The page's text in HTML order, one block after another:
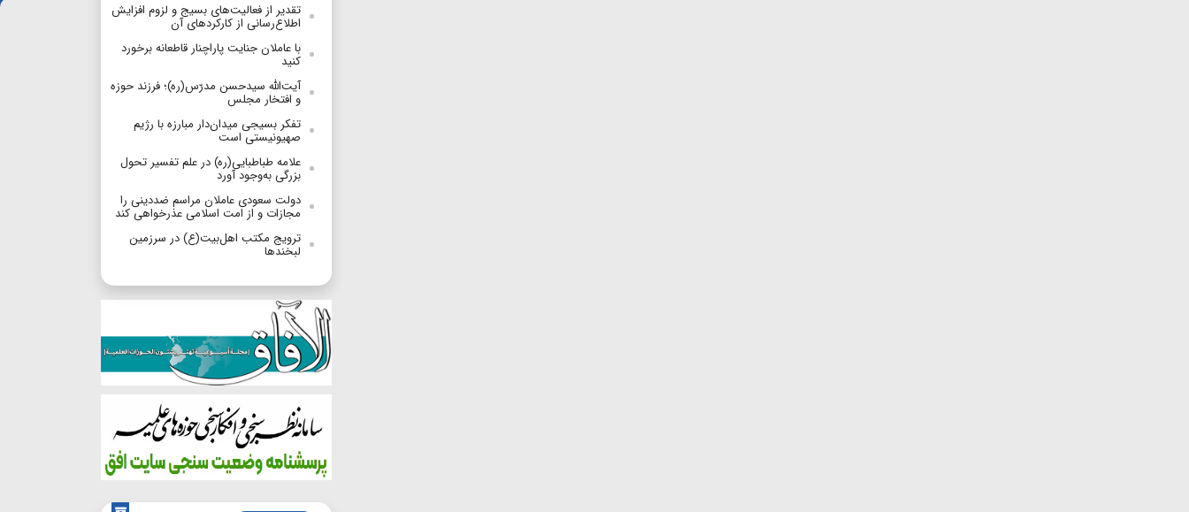
تقدیر از فعالیت‌های بسیج و لزوم افزایش
اطلاع‌رسانی از کارکردهای آن
با عاملان جنایت پاراچنار قاطعانه برخورد
کنید
آیت‌الله سیدحسن مدرّس(ره)؛ فرزند حوزه
و افتخار مجلس
تفکر بسیجی میدان‌دار مبارزه با رژیم
صهیونیستی است
علامه طباطبایی(ره) در علم تفسیر تحول
بزرگی به‌وجود آورد
دولت سعودی عاملان مراسم ضددینی را
مجازات و از امت اسلامی عذرخواهی کند
ترویج مکتب اهل‌بیت(ع) در سرزمین
لبخندها